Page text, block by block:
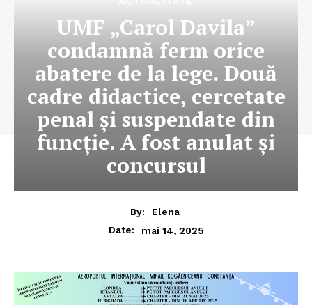
UMF „Carol Davila”
condamnă ferm orice
abatere de la lege. Două
cadre didactice, cercetate
penal și suspendate din
funcție. A fost anulat și
concursul
By:
Elena
Date:
mai 14, 2025